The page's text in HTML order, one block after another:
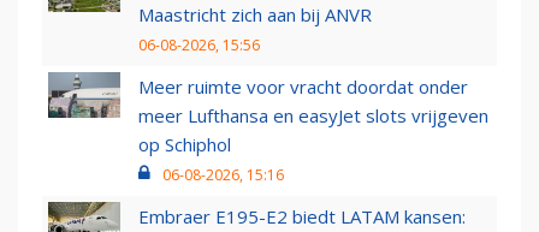
Maastricht zich aan bij ANVR
06-08-2026, 15:56
Meer ruimte voor vracht doordat onder
meer Lufthansa en easyJet slots vrijgeven
op Schiphol
06-08-2026, 15:16
Embraer E195-E2 biedt LATAM kansen: